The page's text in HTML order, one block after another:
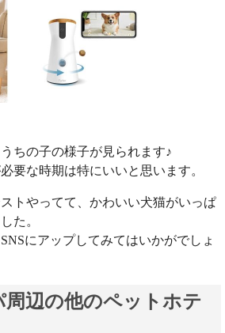
ちの子の様子が見られます♪
要な時期は特にいいと思います。
トやってて、かわいい犬猫がいっぱ
た。
にアップしてみてはいかがでしょ
辺の他のペットホテ